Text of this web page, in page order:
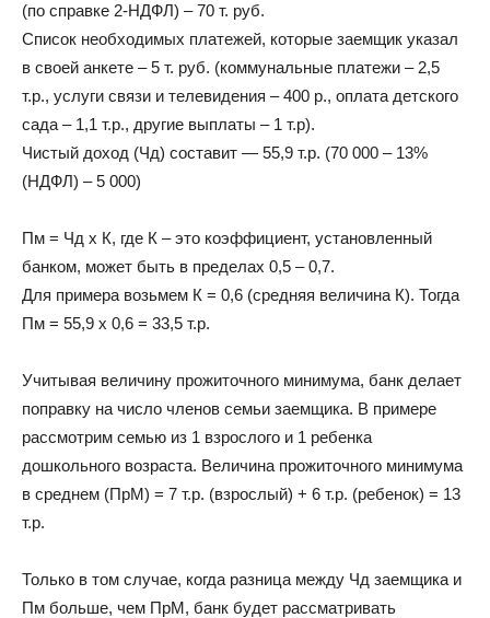
(по справке 2-НДФЛ) – 70 т. руб.
Список необходимых платежей, которые заемщик указал
в своей анкете – 5 т. руб. (коммунальные платежи – 2,5
т.р., услуги связи и телевидения – 400 р., оплата детского
сада – 1,1 т.р., другие выплаты – 1 т.р).
Чистый доход (Чд) составит — 55,9 т.р. (70 000 – 13%
(НДФЛ) – 5 000)
Пм = Чд х К, где К – это коэффициент, установленный
банком, может быть в пределах 0,5 – 0,7.
Для примера возьмем К = 0,6 (средняя величина К). Тогда
Пм = 55,9 х 0,6 = 33,5 т.р.
Учитывая величину прожиточного минимума, банк делает
поправку на число членов семьи заемщика. В примере
рассмотрим семью из 1 взрослого и 1 ребенка
дошкольного возраста. Величина прожиточного минимума
в среднем (ПрМ) = 7 т.р. (взрослый) + 6 т.р. (ребенок) = 13
т.р.
Только в том случае, когда разница между Чд заемщика и
Пм больше, чем ПрМ, банк будет рассматривать